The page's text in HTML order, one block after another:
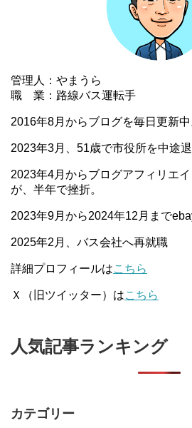
管理人：やまうら
職 業：路線バス運転手
2016年8月からブログを毎日更新中
2023年3月、51歳で市役所を中途退
2023年4月からブログアフィリエ
が、半年で挫折。
2023年9月から2024年12月まで
2025年2月、バス会社へ再就職
詳細プロフィールはこちら
Ｘ（旧ツイッター）はこちら
人気記事ランキング
カテゴリー